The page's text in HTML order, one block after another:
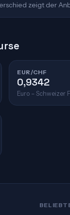
zeigt der
EUR/CHF
0,9342
Euro – Schweizer